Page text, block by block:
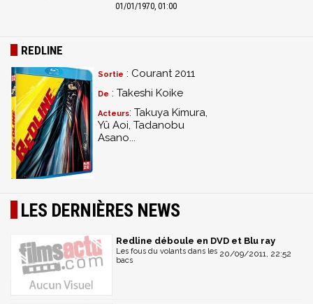
01/01/1970, 01:00
REDLINE
Sortie : Courant 2011
De : Takeshi Koike
Acteurs: Takuya Kimura,
Yû Aoi, Tadanobu
Asano...
LES DERNIÈRES NEWS
Redline déboule en DVD et Blu ray
20/09/2011, 22:52
Les fous du volants dans les
bacs